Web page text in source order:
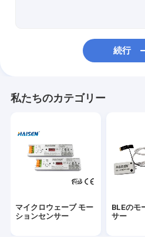
DCのモーションセンサー
フォトセルの日光センサー
モーションセンサーの運転者
セリウム版緊急LED運転者
続行
私たちのカテゴリー
マイクロウェーブ モー
ションセンサー
BLEのモ
サー